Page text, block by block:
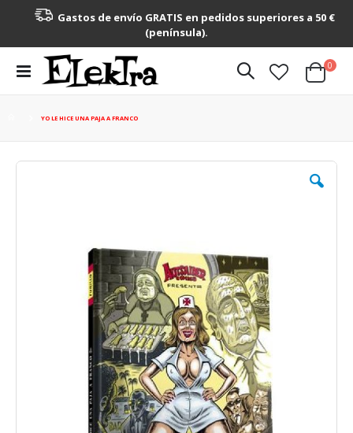
Gastos de envío GRATIS en pedidos superiores a 50 €
(península).
Toggle
Nav
Cart
0
YO LE HICE UNA PAJA A FRANCO
Saltar